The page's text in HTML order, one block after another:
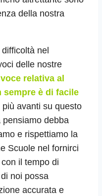
della nostra
nel
delle nostre
relativa al
è di facile
più avanti su questo
debba
e rispettiamo la
Scuole nel fornirci
il tempo di
noi possa
accurata e